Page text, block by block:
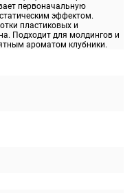
первоначальную
эффектом.
пластиковых и
Подходит для молдингов и
ароматом клубники.